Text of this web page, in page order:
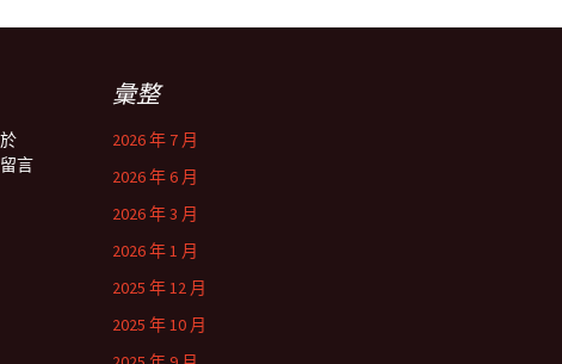
言
彙整
2026 年 7 月
2026 年 6 月
2026 年 3 月
2026 年 1 月
2025 年 12 月
2025 年 10 月